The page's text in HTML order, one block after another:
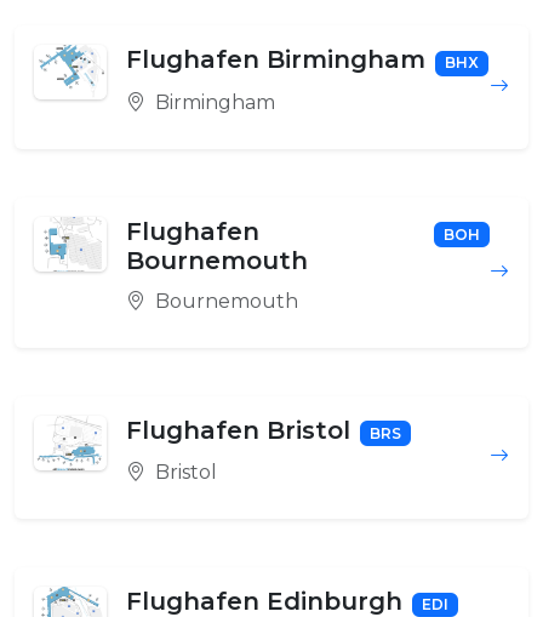
Flughafen Birmingham BHX
Birmingham
Flughafen
Bournemouth
BOH
Bournemouth
Flughafen Bristol BRS
Bristol
Flughafen Edinburgh EDI